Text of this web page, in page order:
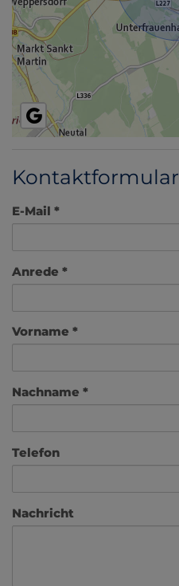
Kontaktformular
E-Mail
Anrede
Vorname
Nachname
Telefon
Nachricht